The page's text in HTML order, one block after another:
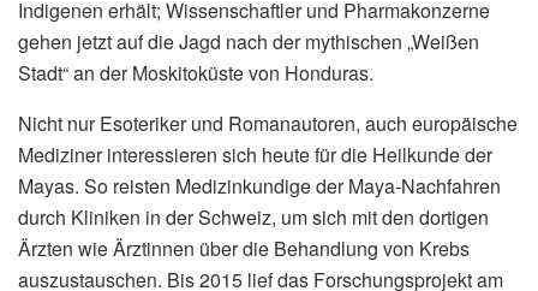
Indigenen erhält; Wissenschaftler und Pharmakonzerne
gehen jetzt auf die Jagd nach der mythischen „Weißen
Stadt“ an der Moskitoküste von Honduras.
Nicht nur Esoteriker und Romanautoren, auch europäische
Mediziner interessieren sich heute für die Heilkunde der
Mayas. So reisten Medizinkundige der Maya-Nachfahren
durch Kliniken in der Schweiz, um sich mit den dortigen
Ärzten wie Ärztinnen über die Behandlung von Krebs
auszustauschen. Bis 2015 lief das Forschungsprojekt am